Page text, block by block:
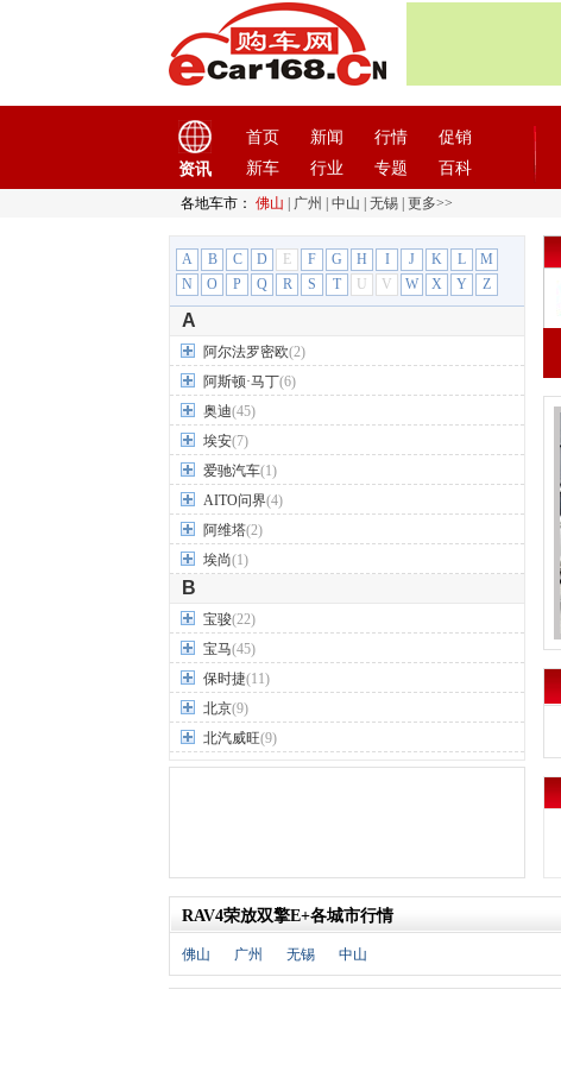
资讯
首页 新闻 行情
促销
新车
行业 专题 百科
各地车市： 佛山 广州 中山 无锡 更多>>
A B C D E F G H I J K L
M
N
O P Q R S T U V W X Y Z
A
阿尔法罗密欧(2)
阿斯顿·马丁(6)
奥迪(45)
埃安(7)
爱驰汽车(1)
AITO问界(4)
阿维塔(2)
埃尚(1)
B
宝骏(22)
宝马(45)
保时捷(11)
北京(9)
北汽威旺(9)
北汽制造(7)
别克(24)
宾利
(5)
比亚迪(56)
RAV4荣放双擎E+各城市行情
佛山 广州 无锡 中山